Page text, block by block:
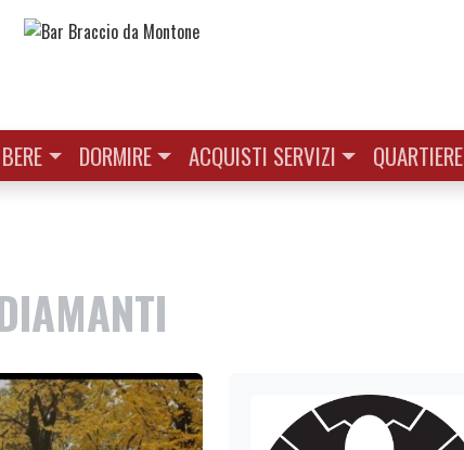
DORMIRE ACQUISTI SERVIZI QUARTIERE